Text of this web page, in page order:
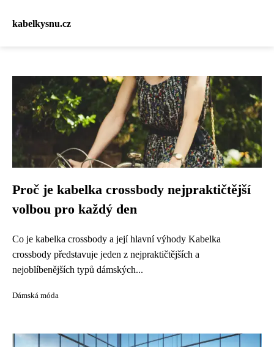
kabelkysnu.cz
Proč je kabelka crossbody nejpraktičtější
volbou pro každý den
Co je kabelka crossbody a její hlavní výhody Kabelka
crossbody představuje jeden z nejpraktičtějších a
nejoblíbenějších typů dámských...
Dámská móda